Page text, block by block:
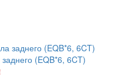
(EQB*6, 6CT)